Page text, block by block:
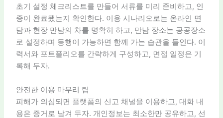
초기 설정 체크리스트를 만들어 서류를 미리 준비하고, 인
증이 완료됐는지 확인한다. 이용 시나리오로는 온라인 면
담과 현장 만남의 차를 명확히 하고, 만남 장소는 공공장소
로 설정하며 동행이 가능하면 함께 가는 습관을 들인다. 이
력서와 포트폴리오를 간략하게 구성하고, 면접 일정은 기
록해 두자.
안전한 이용 마무리 팁
피해가 의심되면 플랫폼의 신고 채널을 이용하고, 대화 내
용은 증거로 남겨 두자. 개인정보는 최소한만 공유하고, 선